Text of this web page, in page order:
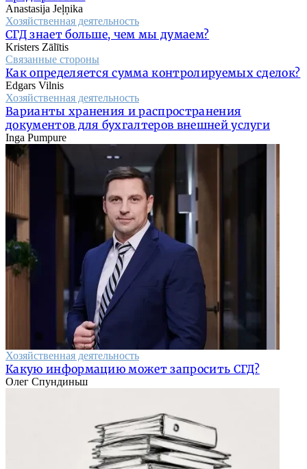
Anastasija Jeļņika
Хозяйственная деятельность
СГД знает больше, чем мы думаем?
Kristers Zālītis
Связанные стороны
Как определяется сумма контролируемых сделок?
Edgars Vilnis
Хозяйственная деятельность
Варианты хранения и распространения
документов для бухгалтеров внешней услуги
Inga Pumpure
Хозяйственная деятельность
Какую информацию может запросить СГД?
Олег Спундиньш